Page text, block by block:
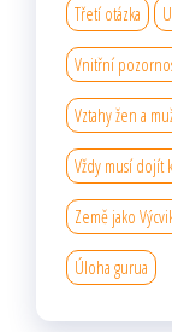
Třetí otázka
Vnitřní
Vztahy žen a
Vždy musí dojít
Země jako
Úloha gurua